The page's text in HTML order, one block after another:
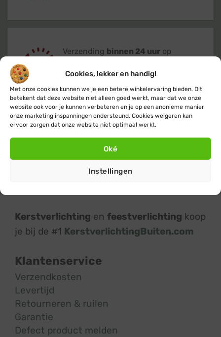
Cookies, lekker en handig!
Met onze cookies kunnen we je een betere winkelervaring bieden. Dit
betekent dat deze website niet alleen goed werkt, maar dat we onze
website ook voor je kunnen verbeteren en je op een anonieme manier
onze marketing inspanningen ondersteund. Cookies weigeren kan
ervoor zorgen dat onze website niet optimaal werkt.
Oké
Instellingen
Verzending binnen 24 uur op
Klanten geven ons een 9,4
beoordelingen
Kerstverlichting en feestverlichting koop
je bij de #1 KerstverlichtingBuiten.com
Klantenservice
Verzendkosten
Levertijd
Retourneren & ruilen
Garantie
Defect product melden